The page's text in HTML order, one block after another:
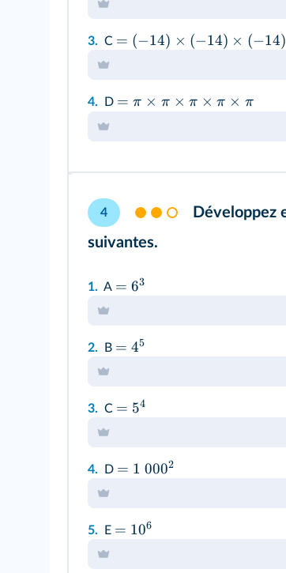
3. C = (−14) × (−14) × (−14)
4. D = π × π × π × π × π
4
Développez
suivantes.
1. A = 63
2. B = 45
3. C = 54
4. D = 1 0002
5. E = 106